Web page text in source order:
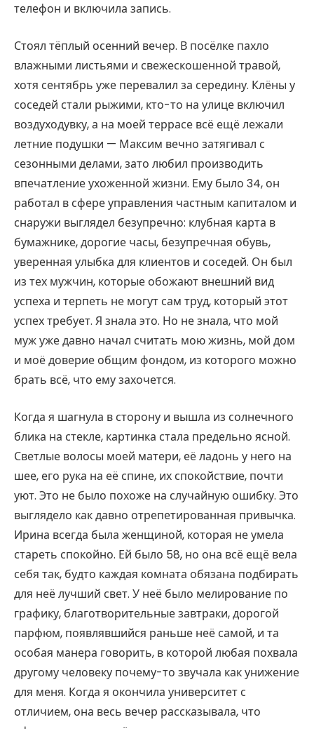
телефон и включила запись.
Стоял тёплый осенний вечер. В посёлке пахло
влажными листьями и свежескошенной травой,
хотя сентябрь уже перевалил за середину. Клёны у
соседей стали рыжими, кто-то на улице включил
воздуходувку, а на моей террасе всё ещё лежали
летние подушки — Максим вечно затягивал с
сезонными делами, зато любил производить
впечатление ухоженной жизни. Ему было 34, он
работал в сфере управления частным капиталом и
снаружи выглядел безупречно: клубная карта в
бумажнике, дорогие часы, безупречная обувь,
уверенная улыбка для клиентов и соседей. Он был
из тех мужчин, которые обожают внешний вид
успеха и терпеть не могут сам труд, который этот
успех требует. Я знала это. Но не знала, что мой
муж уже давно начал считать мою жизнь, мой дом
и моё доверие общим фондом, из которого можно
брать всё, что ему захочется.
Когда я шагнула в сторону и вышла из солнечного
блика на стекле, картинка стала предельно ясной.
Светлые волосы моей матери, её ладонь у него на
шее, его рука на её спине, их спокойствие, почти
уют. Это не было похоже на случайную ошибку. Это
выглядело как давно отрепетированная привычка.
Ирина всегда была женщиной, которая не умела
стареть спокойно. Ей было 58, но она всё ещё вела
себя так, будто каждая комната обязана подбирать
для неё лучший свет. У неё было мелирование по
графику, благотворительные завтраки, дорогой
парфюм, появлявшийся раньше неё самой, и та
особая манера говорить, в которой любая похвала
другому человеку почему-то звучала как унижение
для меня. Когда я окончила университет с
отличием, она весь вечер рассказывала, что